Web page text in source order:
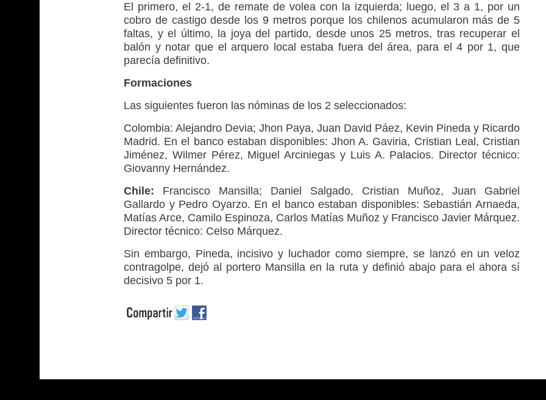
El primero, el 2-1, de remate de volea con la izquierda; luego, el 3 a 1, por un
cobro de castigo desde los 9 metros porque los chilenos acumularon más de 5
faltas, y el último, la joya del partido, desde unos 25 metros, tras recuperar el
balón y notar que el arquero local estaba fuera del área, para el 4 por 1, que
parecía definitivo.
Formaciones
Las siguientes fueron las nóminas de los 2 seleccionados:
Colombia: Alejandro Devia; Jhon Paya, Juan David Páez, Kevin Pineda y Ricardo
Madrid. En el banco estaban disponibles: Jhon A. Gaviria, Cristian Leal, Cristian
Jiménez, Wilmer Pérez, Miguel Arciniegas y Luis A. Palacios. Director técnico:
Giovanny Hernández.
Chile: Francisco Mansilla; Daniel Salgado, Cristian Muñoz, Juan Gabriel
Gallardo y Pedro Oyarzo. En el banco estaban disponibles: Sebastián Arnaeda,
Matías Arce, Camilo Espinoza, Carlos Matías Muñoz y Francisco Javier Márquez.
Director técnico: Celso Márquez.
Sin embargo, Pineda, incisivo y luchador como siempre, se lanzó en un veloz
contragolpe, dejó al portero Mansilla en la ruta y definió abajo para el ahora sí
decisivo 5 por 1.